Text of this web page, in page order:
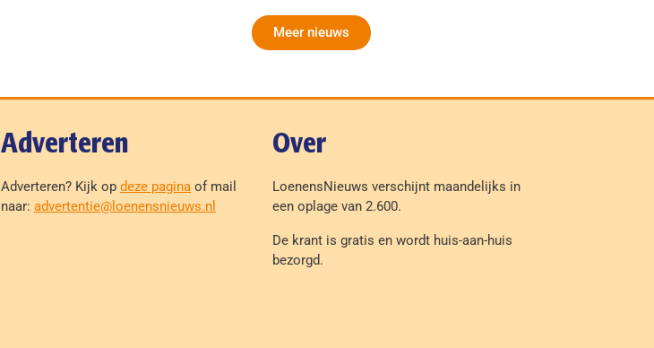
Meer nieuws
Adverteren
Adverteren? Kijk op deze pagina of mail
naar: advertentie@loenensnieuws.nl
Over
LoenensNieuws verschijnt maandelijks in
een oplage van 2.600.
De krant is gratis en wordt huis-aan-huis
bezorgd.